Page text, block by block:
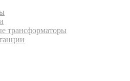
трансформаторы